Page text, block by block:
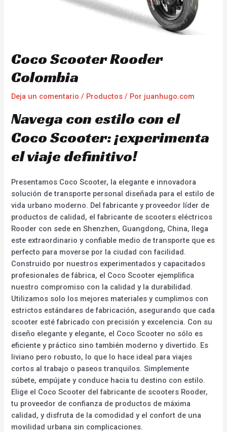
Coco Scooter Rooder
Colombia
Deja un comentario / Productos / Por juanhugo.com
Navega con estilo con el
Coco Scooter: ¡experimenta
el viaje definitivo!
Presentamos Coco Scooter, la elegante e innovadora
solución de transporte personal diseñada para el estilo de
vida urbano moderno. Del fabricante y proveedor líder de
productos de calidad, el fabricante de scooters eléctricos
Rooder con sede en Shenzhen, Guangdong, China, llega
este extraordinario y confiable medio de transporte que es
perfecto para moverse por la ciudad con facilidad.
Construido por nuestros experimentados y capacitados
profesionales de fábrica, el Coco Scooter ejemplifica
nuestro compromiso con la calidad y la durabilidad.
Utilizamos solo los mejores materiales y cumplimos con
estrictos estándares de fabricación, asegurando que cada
scooter esté fabricado con precisión y excelencia. Con su
diseño elegante y elegante, el Coco Scooter no sólo es
eficiente y práctico sino también moderno y divertido. Es
liviano pero robusto, lo que lo hace ideal para viajes
cortos al trabajo o paseos tranquilos. Simplemente
súbete, empújate y conduce hacia tu destino con estilo.
Elige el Coco Scooter del fabricante de scooters Rooder,
tu proveedor de confianza de productos de máxima
calidad, y disfruta de la comodidad y el confort de una
movilidad urbana sin complicaciones.